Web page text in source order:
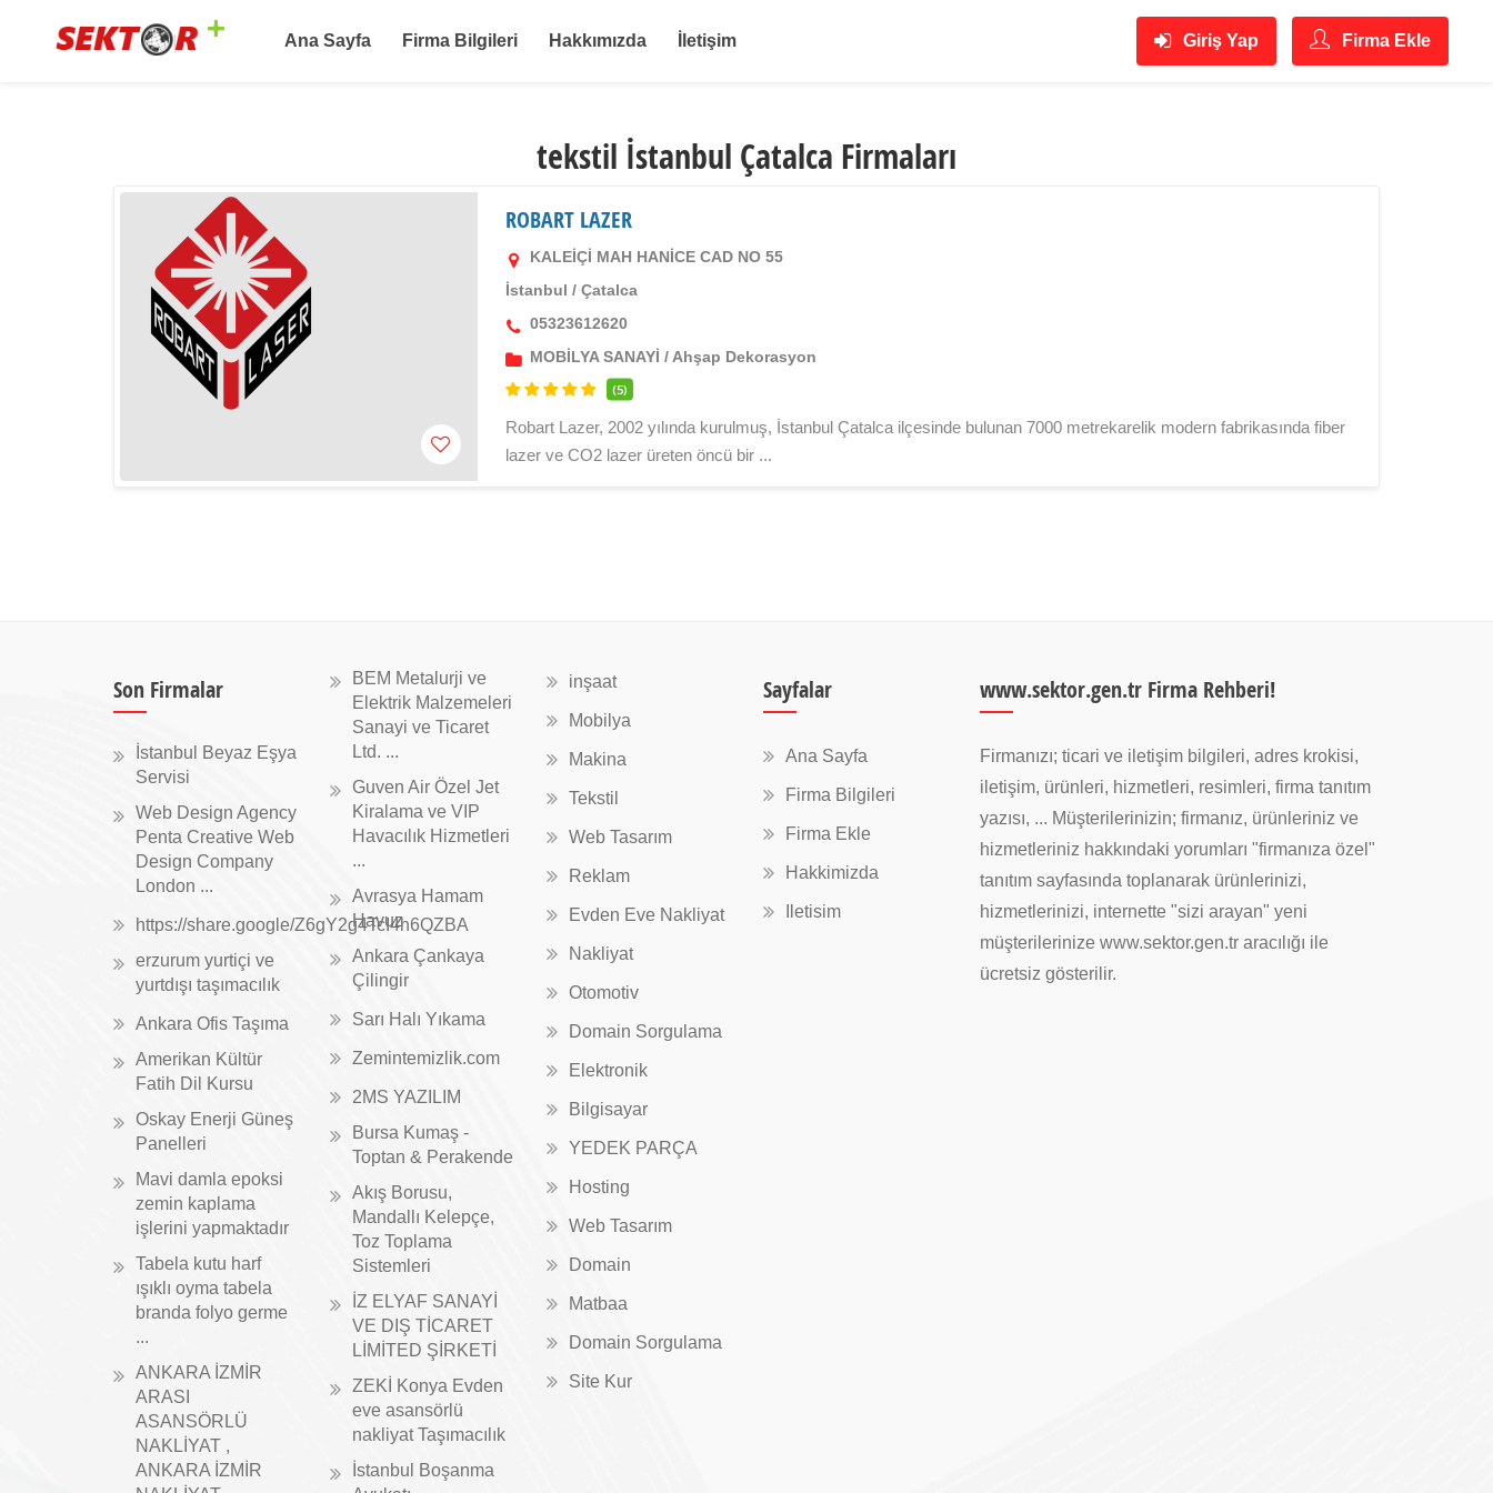
Ana Sayfa Firma Bilgileri Hakkımızda İletişim Giriş Yap Firma Ekle
tekstil İstanbul Çatalca Firmaları
ROBART LAZER
KALEİÇİ MAH HANİCE CAD NO 55
İstanbul /Çatalca
05323612620
MOBİLYA SANAYİ / Ahşap Dekorasyon
(5)
Robart Lazer, 2002 yılında kurulmuş, İstanbul Çatalca ilçesinde bulunan 7000 metrekarelik modern fabrikasında fiber
lazer ve CO2 lazer üreten öncü bir ...
Son Firmalar
İstanbul Beyaz Eşya
Servisi
Web Design Agency
Penta Creative Web
Design Company
London ...
https://share.google/Z6gY2g4TcI4h6QZBA
erzurum yurtiçi ve
yurtdışı taşımacılık
Ankara Ofis Taşıma
Amerikan Kültür
Fatih Dil Kursu
Oskay Enerji Güneş
Panelleri
Mavi damla epoksi
zemin kaplama
işlerini yapmaktadır
Tabela kutu harf
ışıklı oyma tabela
branda folyo germe
...
ANKARA İZMİR
ARASI
ASANSÖRLÜ
NAKLİYAT ,
ANKARA İZMİR
BEM Metalurji ve
Elektrik Malzemeleri
Sanayi ve Ticaret
Ltd. ...
Guven Air Özel Jet
Kiralama ve VIP
Havacılık Hizmetleri
...
Avrasya Hamam
Havuz
Ankara Çankaya
Çilingir
Sarı Halı Yıkama
Zemintemizlik.com
2MS YAZILIM
Bursa Kumaş -
Toptan & Perakende
Akış Borusu,
Mandallı Kelepçe,
Toz Toplama
Sistemleri
İZ ELYAF SANAYİ
VE DIŞ TİCARET
LİMİTED ŞİRKETİ
ZEKİ Konya Evden
eve asansörlü
nakliyat Taşımacılık
İstanbul Boşanma
inşaat
Mobilya
Makina
Tekstil
Web Tasarım
Reklam
Evden Eve Nakliyat
Nakliyat
Otomotiv
Domain Sorgulama
Elektronik
Bilgisayar
YEDEK PARÇA
Hosting
Web Tasarım
Domain
Matbaa
Domain Sorgulama
Site Kur
Sayfalar
Ana Sayfa
Firma Bilgileri
Firma Ekle
Hakkimizda
Iletisim
www.sektor.gen.tr Firma Rehberi!
Firmanızı; ticari ve iletişim bilgileri, adres krokisi,
iletişim, ürünleri, hizmetleri, resimleri, firma tanıtım
yazısı, ... Müşterilerinizin; firmanız, ürünleriniz ve
hizmetleriniz hakkındaki yorumları "firmanıza özel"
tanıtım sayfasında toplanarak ürünlerinizi,
hizmetlerinizi, internette "sizi arayan" yeni
müşterilerinize www.sektor.gen.tr aracılığı ile
ücretsiz gösterilir.